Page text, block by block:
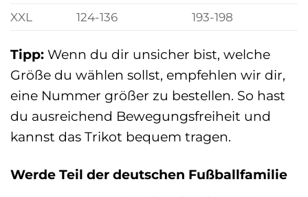
XXL
124-136 193-198
Tipp: Wenn du dir unsicher bist, welche
Größe du wählen sollst, empfehlen wir dir,
eine Nummer größer zu bestellen. So hast
du ausreichend Bewegungsfreiheit und
kannst das Trikot bequem tragen.
Werde Teil der deutschen Fußballfamilie